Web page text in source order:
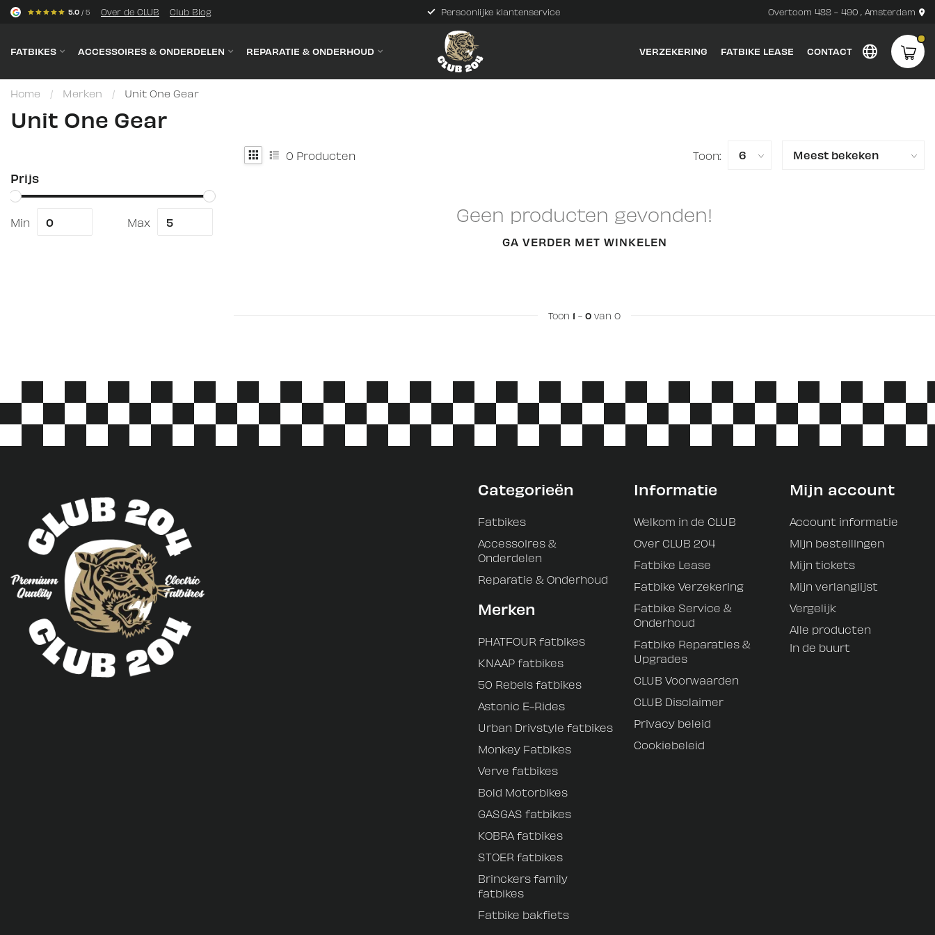
5.0 / 5 Over de CLUB Club Blog Persoonlijke klantenservice Overtoom 488 - 490 , Amsterdam
FATBIKES ACCESSOIRES & ONDERDELEN REPARATIE & ONDERHOUD VERZEKERING FATBIKE LEASE CONTACT
Home / Merken / Unit One Gear
Unit One Gear
Prijs
Min Max
0 Producten Toon:
Geen producten gevonden!
GA VERDER MET WINKELEN
Toon 1 - 0 van 0
Categorieën
Fatbikes
Accessoires &
Onderdelen
Reparatie & Onderhoud
Merken
PHATFOUR fatbikes
KNAAP fatbikes
50 Rebels fatbikes
Astonic E-Rides
Urban Drivstyle fatbikes
Monkey Fatbikes
Verve fatbikes
Bold Motorbikes
GASGAS fatbikes
KOBRA fatbikes
STOER fatbikes
Brinckers family
fatbikes
Fatbike bakfiets
Informatie
Welkom in de CLUB
Over CLUB 204
Fatbike Lease
Fatbike Verzekering
Fatbike Service &
Onderhoud
Fatbike Reparaties &
Upgrades
CLUB Voorwaarden
CLUB Disclaimer
Privacy beleid
Cookiebeleid
Mijn account
Account informatie
Mijn bestellingen
Mijn tickets
Mijn verlanglijst
Vergelijk
Alle producten
In de buurt